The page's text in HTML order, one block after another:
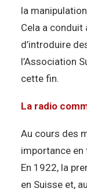
la
Cela a conduit
d’introduire
l’Association
cette fin.
La radio
Au cours des
importance en
En 1922, la
en Suisse et,